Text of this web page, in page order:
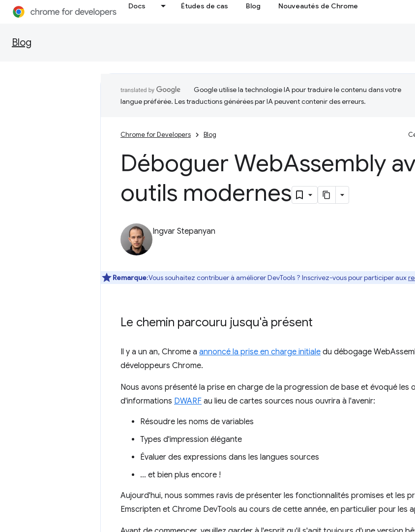
Docs Études de cas Blog Nouveautés de Chrome
Blog
Google utilise la technologie IA pour traduire le contenu dans votre
langue préférée. Les traductions générées par IA peuvent contenir des erreurs.
Chrome for Developers Blog
Déboguer WebAssembly
outils modernes
Ingvar Stepanyan
Remarque:Vous souhaitez contribuer à améliorer DevTools ? Inscrivez-vous pour participer aux
Le chemin parcouru jusqu'à présent
Il y a un an, Chrome a annoncé la prise en charge initiale du débogage
développeurs Chrome.
Nous avons présenté la prise en charge de la progression de base et évoqué les
d'informations DWARF au lieu de cartes sources nous ouvrira à l'avenir:
Résoudre les noms de variables
Types d'impression élégante
Évaluer des expressions dans les langues sources
… et bien plus encore !
Aujourd'hui, nous sommes ravis de présenter les fonctionnalités promises et les
Emscripten et Chrome DevTools au cours de cette année, en particulier pour les